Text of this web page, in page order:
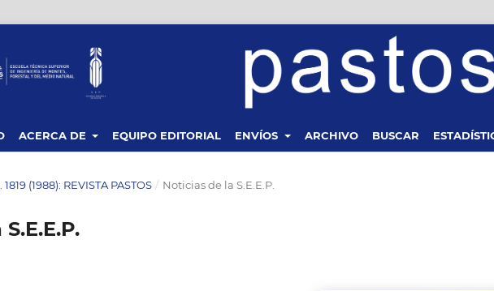
ACERCA DE EQUIPO EDITORIAL ENVÍOS ARCHIVO BUSCAR
1819 (1988): REVISTA PASTOS / Noticias de la S.E.E.P.